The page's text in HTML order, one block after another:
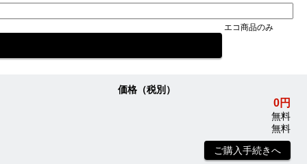
エコ商品のみ
価格（税別）
0円
無料
無料
ご購入手続きへ